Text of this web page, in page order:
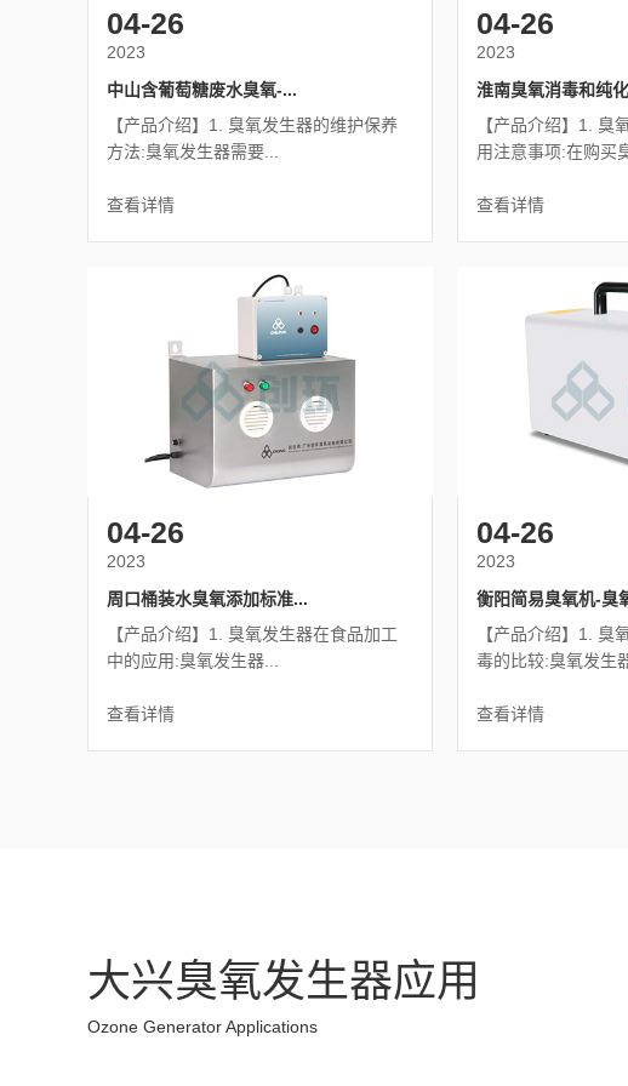
04-26
2023
中山含葡萄糖废水臭氧-...
【产品介绍】1. 臭氧发生器的维护保养
方法:臭氧发生器需要...
查看详情
04-26
2023
淮南臭氧消毒和纯
【产品介绍】1. 臭
用注意事项:在购买
查看详情
04-26
2023
周口桶装水臭氧添加标准...
【产品介绍】1. 臭氧发生器在食品加工
中的应用:臭氧发生器...
查看详情
04-26
2023
衡阳简易臭氧机-臭
【产品介绍】1. 臭
毒的比较:臭氧发生
查看详情
大兴臭氧发生器应用
Ozone Generator Applications